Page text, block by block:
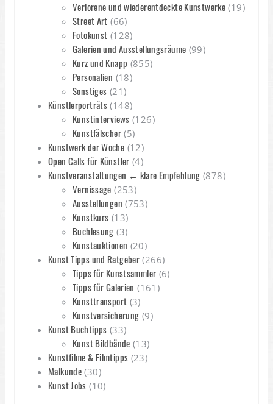
Verlorene und wiederentdeckte Kunstwerke (19)
Street Art (66)
Fotokunst (128)
Galerien und Ausstellungsräume (99)
Kurz und Knapp (855)
Personalien (18)
Sonstiges (21)
Künstlerporträts (148)
Kunstinterviews (126)
Kunstfälscher(5)
Kunstwerk der Woche (12)
Open Calls für Künstler (4)
Kunstveranstaltungen ← klare Empfehlung (878)
Vernissage (253)
Ausstellungen (753)
Kunstkurs (13)
Buchlesung (3)
Kunstauktionen (20)
Kunst Tipps und Ratgeber (266)
Tipps für Kunstsammler (6)
Tipps für Galerien (161)
Kunsttransport (3)
Kunstversicherung (9)
Kunst Buchtipps (33)
Kunst Bildbände (13)
Kunstfilme & Filmtipps (23)
Malkunde (30)
Kunst Jobs (10)